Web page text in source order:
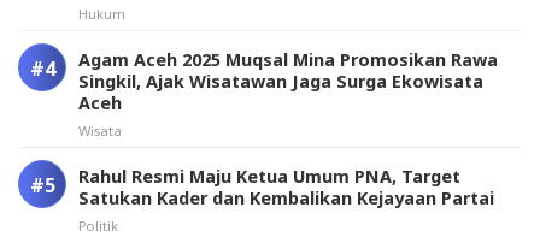
Hukum
Agam Aceh 2025 Muqsal Mina Promosikan Rawa
Singkil, Ajak Wisatawan Jaga Surga Ekowisata
Aceh
Wisata
Rahul Resmi Maju Ketua Umum PNA, Target
Satukan Kader dan Kembalikan Kejayaan Partai
Politik